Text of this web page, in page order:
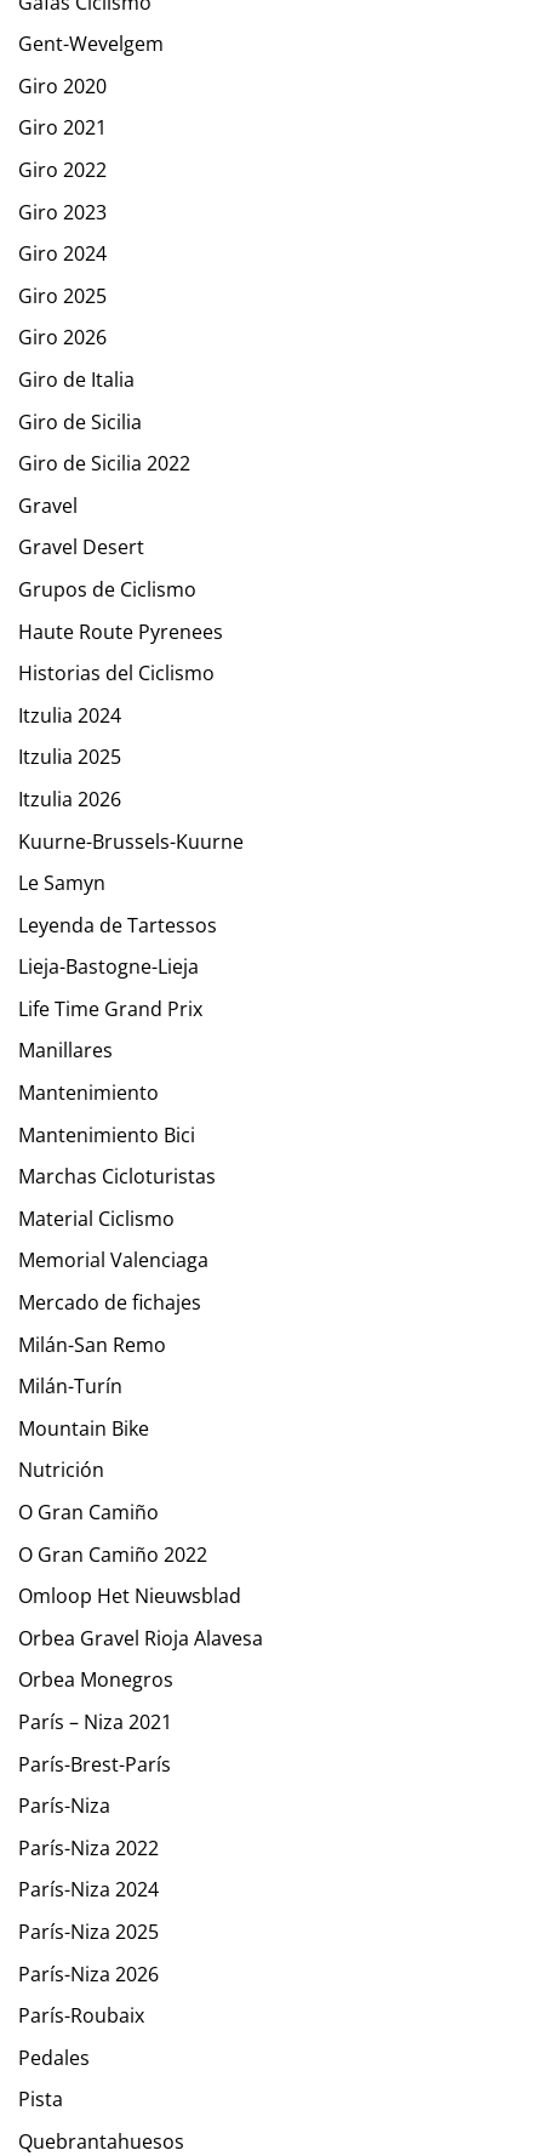
Gent-Wevelgem
Giro 2020
Giro 2021
Giro 2022
Giro 2023
Giro 2024
Giro 2025
Giro 2026
Giro de Italia
Giro de Sicilia
Giro de Sicilia 2022
Gravel
Gravel Desert
Grupos de Ciclismo
Haute Route Pyrenees
Historias del Ciclismo
Itzulia 2024
Itzulia 2025
Itzulia 2026
Kuurne-Brussels-Kuurne
Le Samyn
Leyenda de Tartessos
Lieja-Bastogne-Lieja
Life Time Grand Prix
Manillares
Mantenimiento
Mantenimiento Bici
Marchas Cicloturistas
Material Ciclismo
Memorial Valenciaga
Mercado de fichajes
Milán-San Remo
Milán-Turín
Mountain Bike
Nutrición
O Gran Camiño
O Gran Camiño 2022
Omloop Het Nieuwsblad
Orbea Gravel Rioja Alavesa
Orbea Monegros
París – Niza 2021
París-Brest-París
París-Niza
París-Niza 2022
París-Niza 2024
París-Niza 2025
París-Niza 2026
París-Roubaix
Pedales
Pista
Quebrantahuesos